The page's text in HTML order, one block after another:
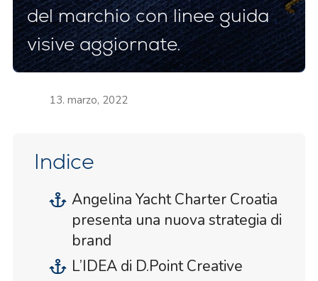
del marchio con linee guida
visive aggiornate.
13. marzo, 2022
Indice
Angelina Yacht Charter Croatia
presenta una nuova strategia di
brand
L’IDEA di D.Point Creative